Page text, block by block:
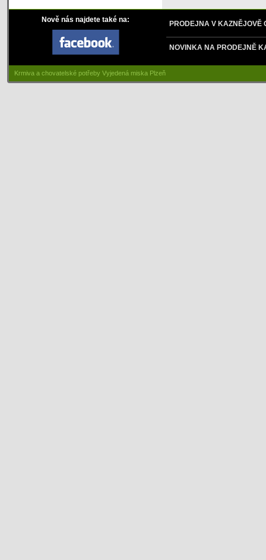
Nově nás najdete také na: PRODEJNA V KAZNĚJOVĚ
NOVINKA NA PRODEJNĚ
Krmiva a chovatelské potřeby Vyjedená miska Plzeň